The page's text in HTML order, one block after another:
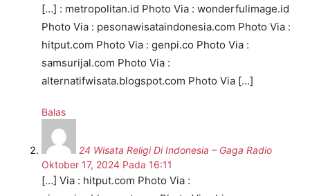
[…] : metropolitan.id Photo Via : wonderfulimage.id
Photo Via : pesonawisataindonesia.com Photo Via :
hitput.com Photo Via : genpi.co Photo Via :
samsurijal.com Photo Via :
alternatifwisata.blogspot.com Photo Via […]
Balas
24 Wisata Religi Di Indonesia – Gaga Radio
Oktober 17, 2024 Pada 16:11
[…] Via : hitput.com Photo Via :